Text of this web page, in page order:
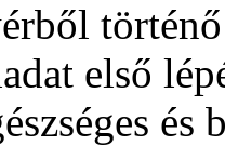
első
és